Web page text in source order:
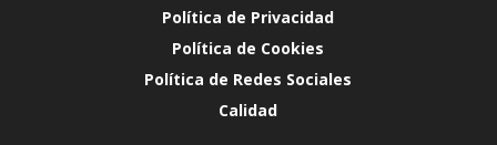
Política de Privacidad
Política de Cookies
Política de Redes Sociales
Calidad